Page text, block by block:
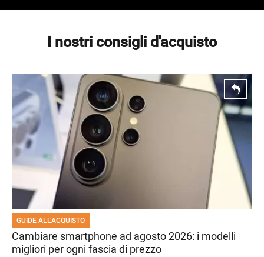
I nostri consigli d'acquisto
GUIDE ALL’ACQUISTO
Cambiare smartphone ad agosto 2026: i modelli
migliori per ogni fascia di prezzo